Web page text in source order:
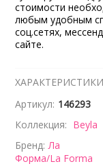
стоимости
любым удобным
соц.сетях,
сайте.
ХАРАКТЕРИСТИКИ
Артикул: 146293
Коллекция: Beyla
Бренд: Ла
Форма/La Forma